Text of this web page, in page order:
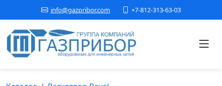
info@gazpribor.com +7-812-313-63-03